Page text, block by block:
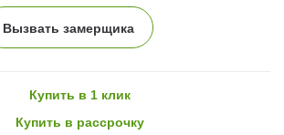
Вызвать замерщика
Купить в 1 клик
Купить в рассрочку